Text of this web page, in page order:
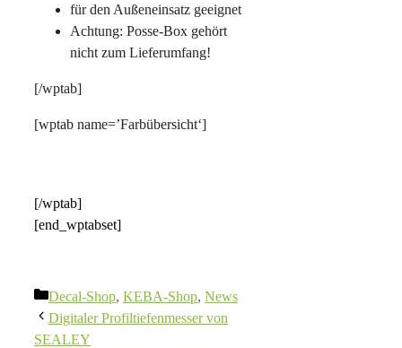
für den Außeneinsatz geeignet
Achtung: Posse-Box gehört
nicht zum Lieferumfang!
[/wptab]
[wptab name=’Farbübersicht‘]
[/wptab]
[end_wptabset]
Kategorien
Decal-Shop, KEBA-Shop, News
Digitaler Profiltiefenmesser von
SEALEY